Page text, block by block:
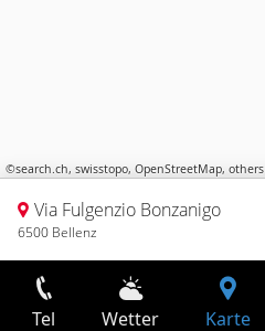
©search.ch, swisstopo, OpenStreetMap, others
Via Fulgenzio Bonzanigo
6500 Bellenz
Tel Wetter Karte